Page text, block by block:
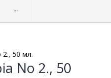
...
50 мл.
No 2., 50